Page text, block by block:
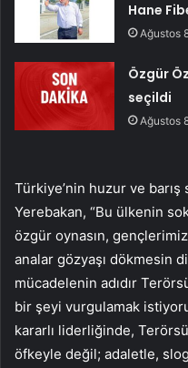
Hane
Ağustos
Özgür
seçildi
Ağustos
Türkiye’nin huzur ve
Yerebakan, “Bu ülkenin
özgür oynasın,
analar gözyaşı dökmesin
mücadelenin adıdır
bir şeyi vurgulamak
kararlı liderliğinde,
öfkeyle değil; adaletle,